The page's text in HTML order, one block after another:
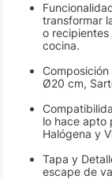
transformar
o
cocina.
Ø20 cm,
lo hace apto
Halógena y
Tapa y
escape de